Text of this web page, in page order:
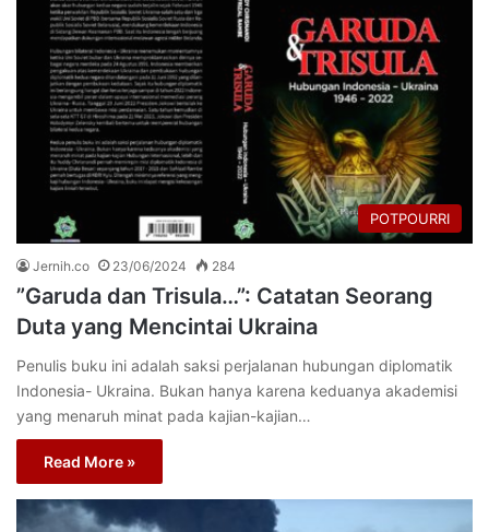
POTPOURRI
Jernih.co 23/06/2024 284
”Garuda dan Trisula…”: Catatan Seorang
Duta yang Mencintai Ukraina
Penulis buku ini adalah saksi perjalanan hubungan diplomatik
Indonesia- Ukraina. Bukan hanya karena keduanya akademisi
yang menaruh minat pada kajian-kajian…
Read More »